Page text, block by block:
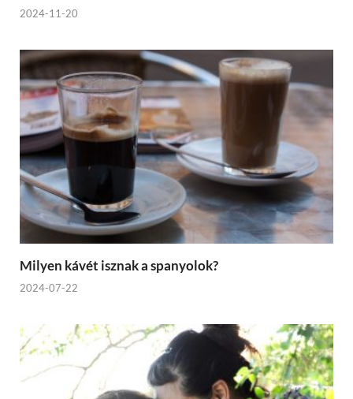
2024-11-20
Milyen kávét isznak a spanyolok?
2024-07-22